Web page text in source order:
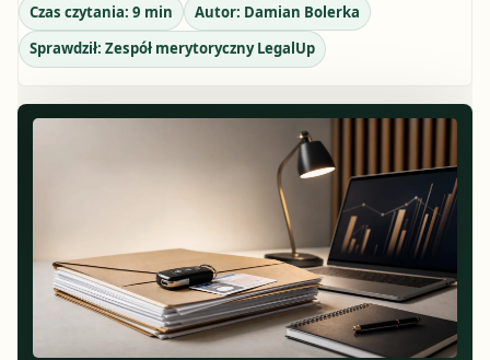
Czas czytania: 9 min Autor: Damian Bolerka
Sprawdził: Zespół merytoryczny LegalUp